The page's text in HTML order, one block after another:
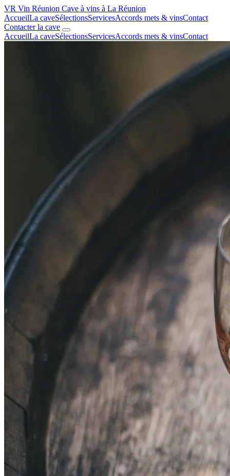
VR Vin Réunion Cave à vins à La Réunion
AccueilLa caveSélectionsServicesAccords mets & vinsContact
Contacter la cave
AccueilLa caveSélectionsServicesAccords mets & vinsContact